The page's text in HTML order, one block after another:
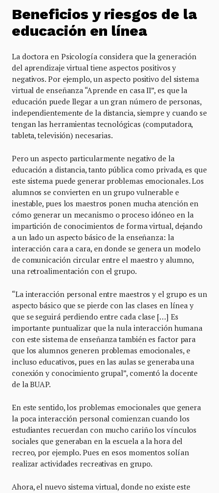
Beneficios y riesgos de la
educación en línea
La doctora en Psicología considera que la generación
del aprendizaje virtual tiene aspectos positivos y
negativos. Por ejemplo, un aspecto positivo del sistema
virtual de enseñanza “Aprende en casa II”, es que la
educación puede llegar a un gran número de personas,
independientemente de la distancia, siempre y cuando se
tengan las herramientas tecnológicas (computadora,
tableta, televisión) necesarias.
Pero un aspecto particularmente negativo de la
educación a distancia, tanto pública como privada, es que
este sistema puede generar problemas emocionales. Los
alumnos se convierten en un grupo vulnerable e
inestable, pues los maestros ponen mucha atención en
cómo generar un mecanismo o proceso idóneo en la
impartición de conocimientos de forma virtual, dejando
a un lado un aspecto básico de la enseñanza: la
interacción cara a cara, en donde se genera un modelo
de comunicación circular entre el maestro y alumno,
una retroalimentación con el grupo.
“La interacción personal entre maestros y el grupo es un
aspecto básico que se pierde con las clases en línea y
que se seguirá perdiendo entre cada clase […] Es
importante puntualizar que la nula interacción humana
con este sistema de enseñanza también es factor para
que los alumnos generen problemas emocionales, e
incluso educativos, pues en las aulas se generaba una
conexión y conocimiento grupal”, comentó la docente
de la BUAP.
En este sentido, los problemas emocionales que genera
la poca interacción personal comienzan cuando los
estudiantes recuerdan con mucho cariño los vínculos
sociales que generaban en la escuela a la hora del
recreo, por ejemplo. Pues en esos momentos solían
realizar actividades recreativas en grupo.
Ahora, el nuevo sistema virtual, donde no existe este